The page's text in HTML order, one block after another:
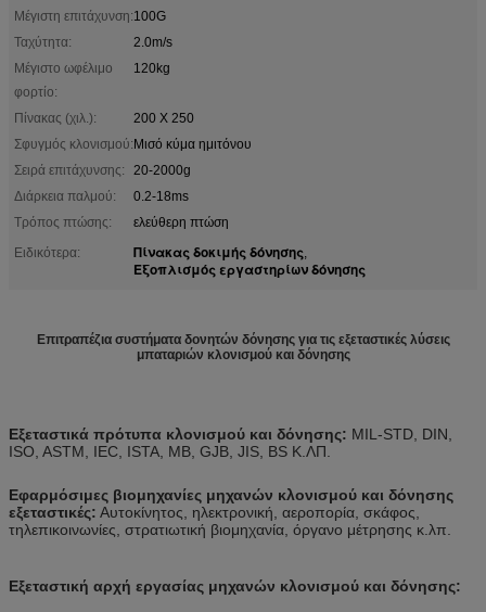
Μέγιστη επιτάχυνση:100G
Ταχύτητα:
2.0m/s
Μέγιστο ωφέλιμο
φορτίο:
120kg
Πίνακας (χιλ.):
200 X 250
Σφυγμός κλονισμού:Μισό κύμα ημιτόνου
Σειρά επιτάχυνσης:
20-2000g
Διάρκεια παλμού:
0.2-18ms
Τρόπος πτώσης:
ελεύθερη πτώση
Ειδικότερα:
Πίνακας δοκιμής δόνησης,
Εξοπλισμός εργαστηρίων δόνησης
Επιτραπέζια συστήματα δονητών δόνησης για τις εξεταστικές λύσεις
μπαταριών κλονισμού και δόνησης
Εξεταστικά πρότυπα κλονισμού και δόνησης: MIL-STD, DIN,
ISO, ASTM, IEC, ISTA, ΜΒ, GJB, JIS, BS Κ.ΛΠ.
Εφαρμόσιμες βιομηχανίες μηχανών κλονισμού και δόνησης
εξεταστικές: Αυτοκίνητος, ηλεκτρονική, αεροπορία, σκάφος,
τηλεπικοινωνίες, στρατιωτική βιομηχανία, όργανο μέτρησης κ.λπ.
Εξεταστική αρχή εργασίας μηχανών κλονισμού και δόνησης: